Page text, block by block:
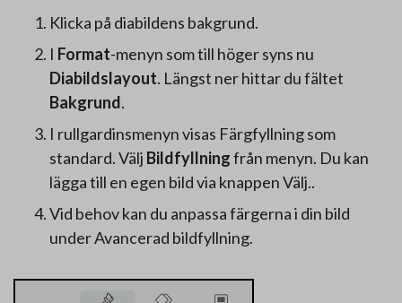
Klicka på diabildens bakgrund.
I Format-menyn som till höger syns nu
Diabildslayout. Längst ner hittar du fältet
Bakgrund.
I rullgardinsmenyn visas Färgfyllning som
standard. Välj Bildfyllningfrån menyn. Du kan
lägga till en egen bild via knappen Välj..
Vid behov kan du anpassa färgerna i din bild
under Avancerad bildfyllning.